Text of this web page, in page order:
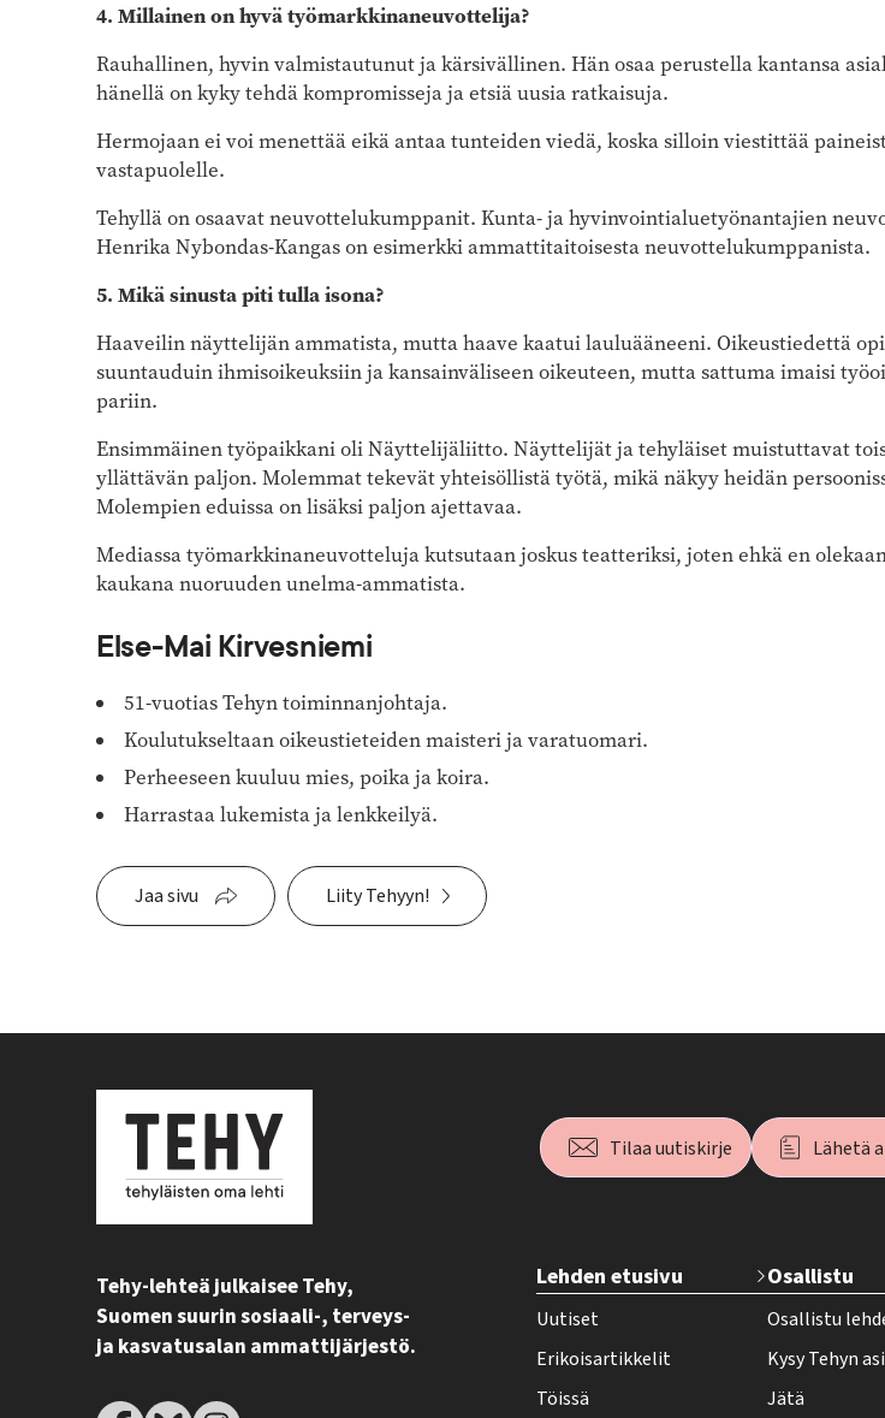
4. Millainen on hyvä työmarkkinaneuvottelija?
Rauhallinen, hyvin valmistautunut ja kärsivällinen. Hän osaa perustella kantansa
hänellä on kyky tehdä kompromisseja ja etsiä uusia ratkaisuja.
Hermojaan ei voi menettää eikä antaa tunteiden viedä, koska silloin viestittää
vastapuolelle.
Tehyllä on osaavat neuvottelukumppanit. Kunta- ja hyvinvointialuetyönantajien
Henrika Nybondas-Kangas on esimerkki ammattitaitoisesta neuvottelukumppanista.
5. Mikä sinusta piti tulla isona?
Haaveilin näyttelijän ammatista, mutta haave kaatui lauluääneeni. Oikeustiedettä
suuntauduin ihmisoikeuksiin ja kansainväliseen oikeuteen, mutta sattuma imaisi
pariin.
Ensimmäinen työpaikkani oli Näyttelijäliitto. Näyttelijät ja tehyläiset muistuttavat
yllättävän paljon. Molemmat tekevät yhteisöllistä työtä, mikä näkyy heidän
Molem­pien eduissa on lisäksi paljon ajettavaa.
Mediassa työmarkkinaneuvotteluja kutsutaan joskus teatteriksi, joten ehkä en
kaukana nuoruuden unelma-ammatista.
Else-Mai Kirvesniemi
51-vuotias Tehyn toiminnan­johtaja.
Koulutukseltaan oikeus­tieteiden maisteri ja vara­tuomari.
Perheeseen kuuluu mies, poika ja koira.
Harrastaa lukemista ja lenkkeilyä.
Jaa sivu Liity Tehyyn!
Tehy-lehteä julkaisee Tehy,
Suomen suurin sosiaali-, terveys-
ja kasvatusalan ammattijärjestö.
Tilaa uutiskirje Lähetä
e
h
y
Lehden etusivu
Uutiset
Erikoisartikkelit
Töissä
Osallistu
Osallistu
Kysy Tehyn
Jätä